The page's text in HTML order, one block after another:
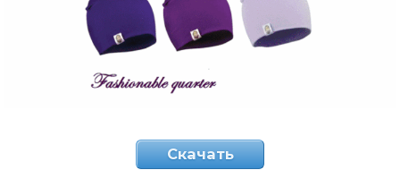
Скачать